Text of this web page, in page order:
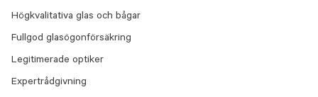
Högkvalitativa glas och bågar
Fullgod glasögonförsäkring
Legitimerade optiker
Expertrådgivning